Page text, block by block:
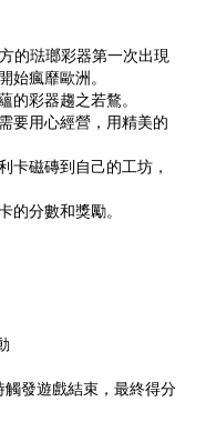
的琺瑯彩器第一次出現
始瘋靡歐洲。
的彩器趨之若鶩。
要用心經營，用精美的
卡磁磚到自己的工坊，
的分數和獎勵。
發遊戲結束，最終得分